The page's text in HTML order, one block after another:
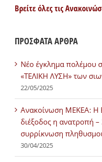
Βρείτε όλες τις
ΠΡΟΣΦΑΤΑ ΑΡΘΡΑ
Νέο έγκλημα πολέμου
«ΤΕΛΙΚΗ ΛΥΣΗ» των
22/05/2025
Ανακοίνωση ΜΕΚΕΑ: Η
διέξοδος η ανατροπή
συρρίκνωση
30/04/2025